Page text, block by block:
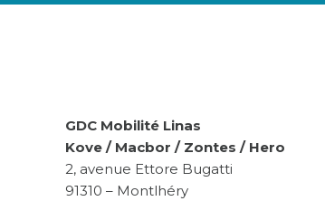
GDC Mobilité Linas
Kove / Macbor / Zontes / Hero
2, avenue Ettore Bugatti
91310 – Montlhéry